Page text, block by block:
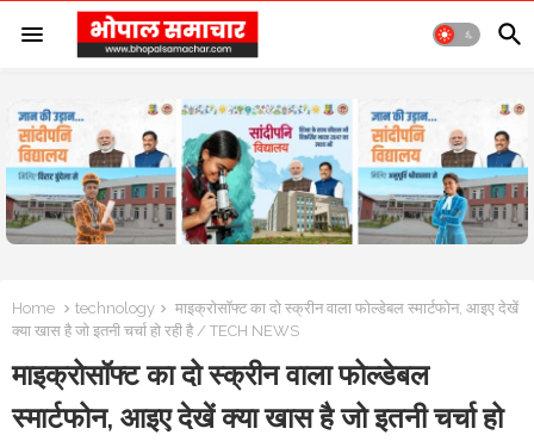
Home technology
माइक्रोसॉफ्ट का दो स्क्रीन वाला फोल्डेबल स्मार्टफोन, आइए देखें
क्या खास है जो इतनी चर्चा हो रही है / TECH NEWS
माइक्रोसॉफ्ट का दो स्क्रीन वाला फोल्डेबल
स्मार्टफोन, आइए देखें क्या खास है जो इतनी चर्चा हो